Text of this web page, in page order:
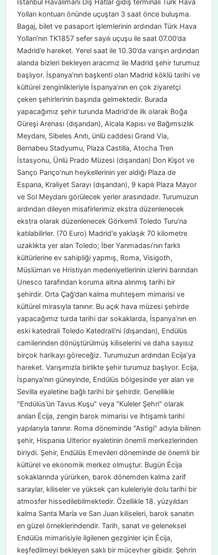
İstanbul Havalimanı Dış Hatlar gidiş terminali Türk Hava
Yolları kontuarı önünde uçuştan 3 saat önce buluşma.
Bagaj, bilet ve pasaport işlemlerinin ardından Türk Hava
Yolları’nın TK1857 sefer sayılı uçuşu ile saat 07.00’da
Madrid’e hareket. Yerel saat ile 10.30’da varışın ardından
alanda bizleri bekleyen aracımız ile Madrid şehir turumuz
başlıyor. İspanya’nın başkenti olan Madrid köklü tarihi ve
kültürel zenginlikleriyle İspanya’nın en çok ziyaretçi
çeken şehirlerinin başında gelmektedir. Burada
yapacağımız şehir turunda Madrid'de ilk olarak Boğa
Güreşi Arenası (dışarıdan), Alcala Kapısı ve Bağımsızlık
Meydanı, Sibeles Anıtı, ünlü caddesi Grand Via,
Bernabeu Stadyumu, Plaza Castilla, Atocha Tren
İstasyonu, Ünlü Prado Müzesi (dışarıdan) Don Kişot ve
Sanço Panço’nun heykellerinin yer aldığı Plaza de
Espana, Kraliyet Sarayı (dışarıdan), 9 kapılı Plaza Mayor
ve Sol Meydanı görülecek yerler arasındadır. Turumuzun
ardından dileyen misafirlerimiz ekstra düzenlenecek
ekstra olarak düzenlenecek Görkemli Toledo Turu’na
katılabilirler. (70 Euro) Madrid'e yaklaşık 70 kilometre
uzaklıkta yer alan Toledo; İber Yarımadası’nın farklı
kültürlerine ev sahipliği yapmış, Roma, Visigoth,
Müslüman ve Hristiyan medeniyetlerinin izlerini barından
Unesco tarafından koruma altına alınmış tarihi bir
şehirdir. Orta Çağ’dan kalma muhteşem mimarisi ve
kültürel mirasıyla tanınır. Bu açık hava müzesi şehirde
yapacağımız turda tarihi dar sokaklarda, İspanya’nın en
eski katedrali Toledo Katedrali’ni (dışarıdan), Endülüs
camilerinden dönüştürülmüş kiliselerini ve daha sayısız
birçok harikayı göreceğiz. Turumuzun ardından Ecija’ya
hareket. Varışımızla birlikte şehir turumuz başlıyor. Ecija,
İspanya'nın güneyinde, Endülüs bölgesinde yer alan ve
Sevilla eyaletine bağlı tarihi bir şehirdir. Genellikle
"Endülüs’ün Tavus Kuşu" veya "Kuleler Şehri" olarak
anılan Écija, zengin barok mimarisi ve ihtişamlı tarihi
yapılarıyla tanınır. Roma döneminde "Astigi" adıyla bilinen
şehir, Hispania Ulterior eyaletinin önemli merkezlerinden
biriydi. Şehir, Endülüs Emevileri döneminde de önemli bir
kültürel ve ekonomik merkez olmuştur. Bugün Écija
sokaklarında yürürken, barok dönemden kalma zarif
saraylar, kiliseler ve yüksek çan kuleleriyle dolu tarihi bir
atmosfer hissedilebilmektedir. Özellikle 18. yüzyıldan
kalma Santa María ve San Juan kiliseleri, barok sanatın
en güzel örneklerindendir. Tarih, sanat ve geleneksel
Endülüs mimarisiyle ilgilenen gezginler için Écija,
keşfedilmeyi bekleyen saklı bir mücevher gibidir. Şehrin